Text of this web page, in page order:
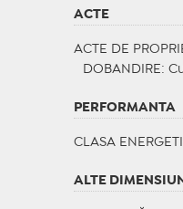
ACTE
ACTE DE
DOBANDIRE :
PERFORMANTA
CLASA
ALTE